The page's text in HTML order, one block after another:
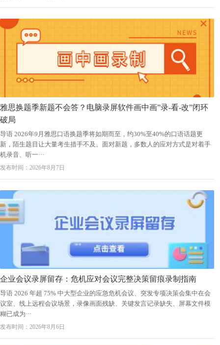
雅思换题季新题不会答？电脑录屏软件画中画”录-看-改”闭环
破局
导语 2026年9月雅思口语换题季将如期而至，约30%至40%的口语话题更
新，陌生题目让大量考生措手不及。面对新题，多数人的应对方式是对着手
机录音、听一···
发布时间：2026年8月7日
企业会议录屏留存：危机应对会议完整决策留痕录制指南
导语 2026 年超 75% 中大型企业的应急危机会议、突发专项决策会集中在会
议室、线上远程会议场景，录像画面残缺、关键发言记录缺失、屏幕文件模
糊已成为···
发布时间：2026年8月6日